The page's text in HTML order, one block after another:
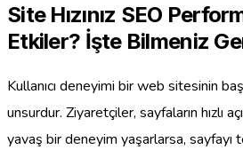
Site Hızınız SEO
Etkiler? İşte Bilmeniz
Kullanıcı deneyimi bir web sitesinin
unsurdur. Ziyaretçiler, sayfaların hızlı
yavaş bir deneyim yaşarlarsa, sayfayı